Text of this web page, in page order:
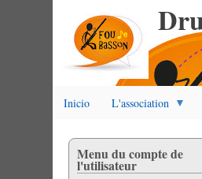
Inicio L'association
Menu du compte de
l'utilisateur